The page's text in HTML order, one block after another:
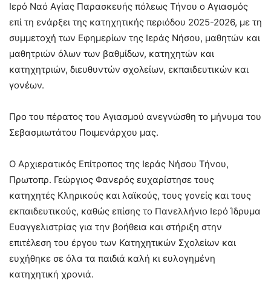
Ιερό Ναό Αγίας Παρασκευής πόλεως Τήνου ο Αγιασμός
επί τη ενάρξει της κατηχητικής περιόδου 2025-2026, με τη
συμμετοχή των Εφημερίων της Ιεράς Νήσου, μαθητών και
μαθητριών όλων των βαθμίδων, κατηχητών και
κατηχητριών, διευθυντών σχολείων, εκπαιδευτικών και
γονέων.
Προ του πέρατος του Αγιασμού ανεγνώσθη το μήνυμα του
Σεβασμιωτάτου Ποιμενάρχου μας.
Ο Αρχιερατικός Επίτροπος της Ιεράς Νήσου Τήνου,
Πρωτοπρ. Γεώργιος Φανερός ευχαρίστησε τους
κατηχητές Κληρικούς και λαϊκούς, τους γονείς και τους
εκπαιδευτικούς, καθώς επίσης το Πανελλήνιο Ιερό Ίδρυμα
Ευαγγελιστρίας για την βοήθεια και στήριξη στην
επιτέλεση του έργου των Κατηχητικών Σχολείων και
ευχήθηκε σε όλα τα παιδιά καλή κι ευλογημένη
κατηχητική χρονιά.